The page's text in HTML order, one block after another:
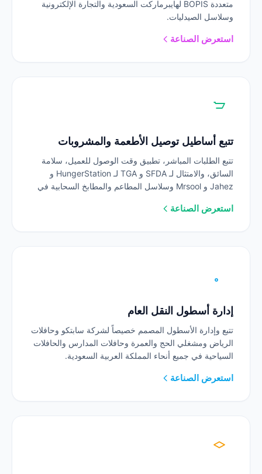
متعددة BOPIS لهايبرماركت السعودية والتجارة الإلكترونية
وسلاسل الصيدليات.
استعرض الصناعة
تتبع أساطيل توصيل الأطعمة والمشروبات
تتبع الطلبات المباشر، تطبيق وقت الوصول للعميل، سلامة
السائق، والامتثال لـ SFDA و TGA لـ HungerStation و
Jahez و Mrsool وسلاسل المطاعم والمطابخ السحابية في
استعرض الصناعة
إدارة أسطول النقل العام
تتبع وإدارة الأسطول المصمم خصيصاً لشركة سابتكو وحافلات
الرياض ومشغلي الحج والعمرة وحافلات المدارس والحافلات
السياحية في جميع أنحاء المملكة العربية السعودية.
استعرض الصناعة